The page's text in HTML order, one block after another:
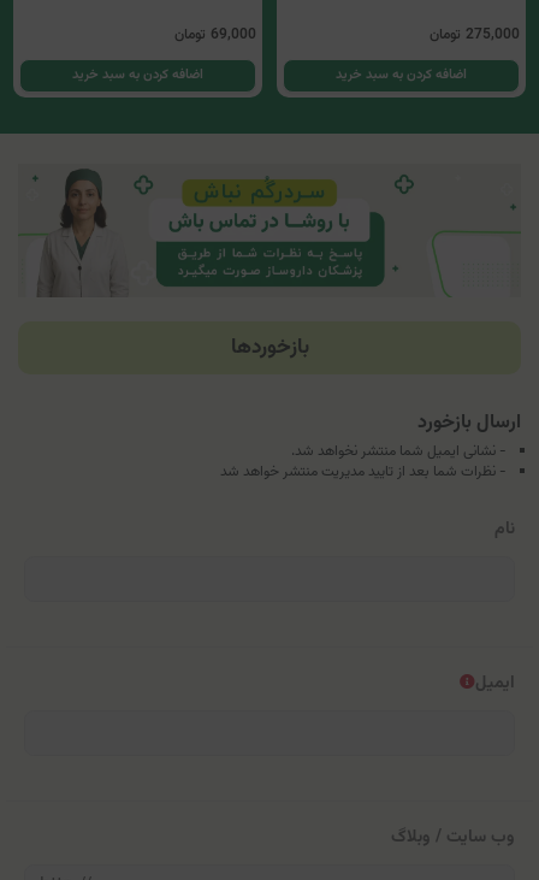
275,000 تومان
اضافه کردن به سبد خرید
69,000 تومان
اضافه کردن به سبد خرید
بازخوردها
ارسال بازخورد
- نشانی ایمیل شما منتشر نخواهد شد.
- نظرات شما بعد از تایید مدیریت منتشر خواهد شد
نام
ایمیل
وب سایت / وبلاگ